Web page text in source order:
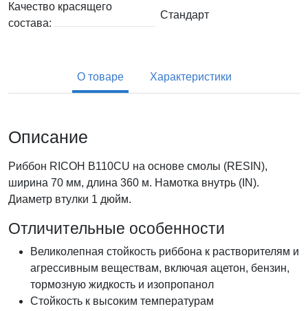
Качество красящего
состава:
Стандарт
О товаре Характеристики
Описание
Риббон RICOH B110CU на основе смолы (RESIN),
ширина 70 мм, длина 360 м. Намотка внутрь (IN).
Диаметр втулки 1 дюйм.
Отличительные особенности
Великолепная стойкость риббона к растворителям и
агрессивным веществам, включая ацетон, бензин,
тормозную жидкость и изопропанол
Стойкость к высоким температурам